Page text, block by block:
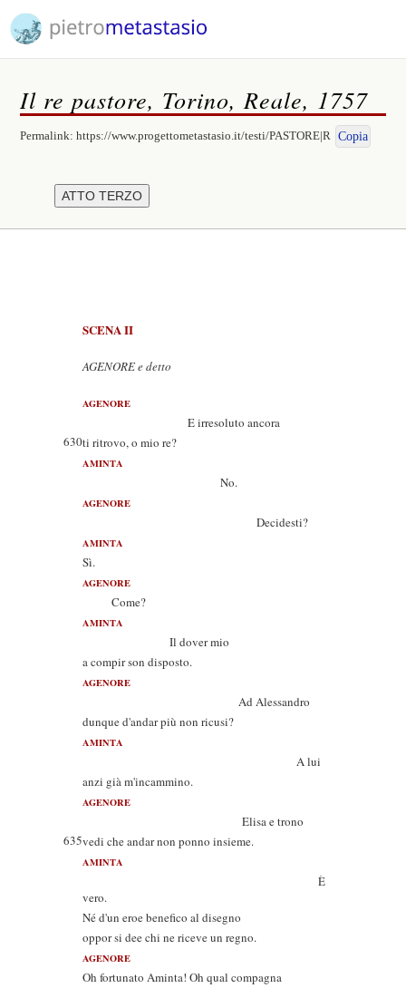
Il re pastore, Torino, Reale, 1757
Permalink:https://www.progettometastasio.it/testi/PASTORE|R Copia
SCENA II
AGENORE e detto
AGENORE
E irresoluto ancora
630ti ritrovo, o mio re?
AMINTA
No.
AGENORE
Decidesti?
AMINTA
Sì.
AGENORE
Come?
AMINTA
Il dover mio
a compir son disposto.
AGENORE
Ad Alessandro
dunque d'andar più non ricusi?
AMINTA
A lui
anzi già m'incammino.
AGENORE
Elisa e trono
635vedi che andar non ponno insieme.
AMINTA
È
vero.
Né d'un eroe benefico al disegno
oppor si dee chi ne riceve un regno.
AGENORE
Oh fortunato Aminta! Oh qual compagna